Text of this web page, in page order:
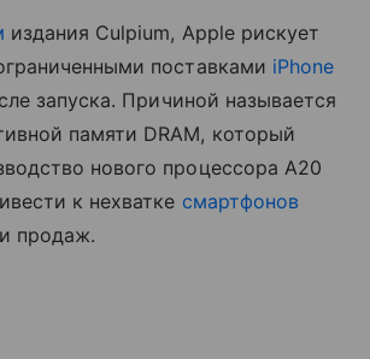
издания Culpium, Apple рискует
поставками iPhone
запуска. Причиной называется
памяти DRAM, который
нового процессора A20
к нехватке смартфонов
продаж.